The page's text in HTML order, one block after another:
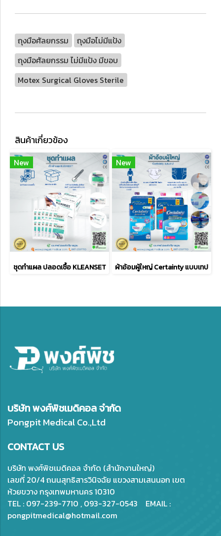
ถุงมือศัลยกรรม
ถุงมือไม่มีแป้ง
ถุงมือศัลยกรรม ไม่มีแป้ง มีขอบ
Motex Surgical Gloves Sterile
สินค้าเกี่ยวข้อง
New
ชุดทำแผล ปลอดเชื้อ KLEANSET
New
ผ้าอ้อมผู้ใหญ่ Certainty แบบเทป
บริษัท พงศ์พิชเมดิคอล จำกัด
Pongpit Medical Co.,Ltd
CONTACT US
บริษัท พงศ์พิชเมดิคอล จำกัด (สำนักงานใหญ่)
เลขที่ 20/4 ถนนสุทธิสารวินิจฉัย แขวงสามเสนนอก เขต
ห้วยขวาง กรุงเทพมหานคร 10310
TEL : 097-239-7710 , 093-327-0543 EMAIL :
pongpitmedical@hotmail.com